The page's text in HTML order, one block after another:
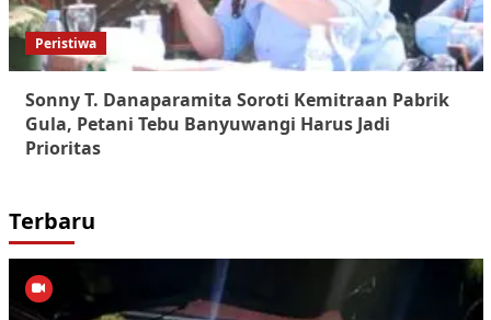
Peristiwa
Sonny T. Danaparamita Soroti Kemitraan Pabrik
Gula, Petani Tebu Banyuwangi Harus Jadi
Prioritas
Terbaru